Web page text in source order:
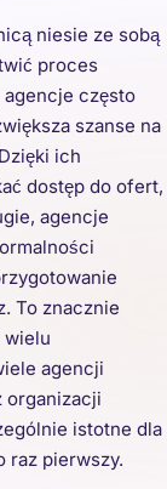
niesie ze sobą
proces
często
szanse na
ich
dostęp do ofert,
agencje
To znacznie
wielu
agencji
organizacji
istotne dla
raz pierwszy.